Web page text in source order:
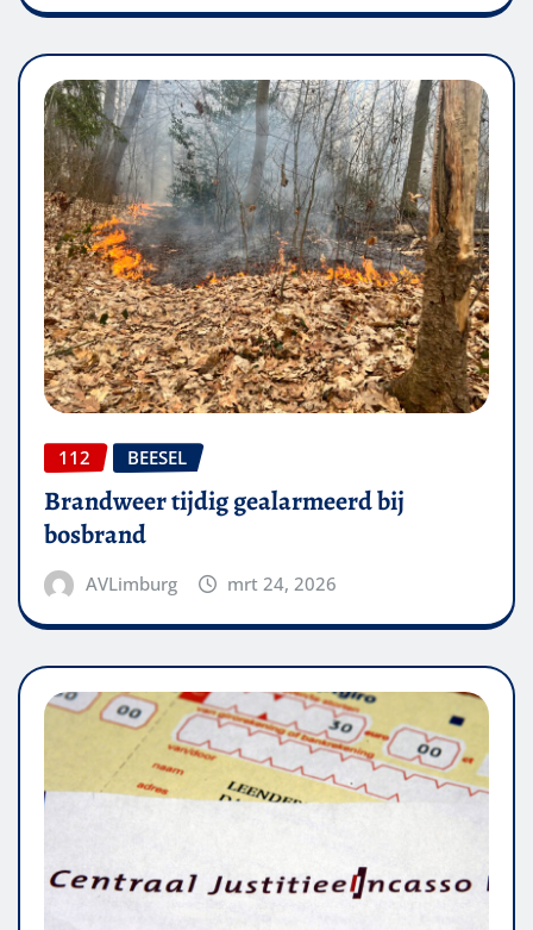
112 BEESEL
Brandweer tijdig gealarmeerd bij
bosbrand
AVLimburg mrt 24, 2026